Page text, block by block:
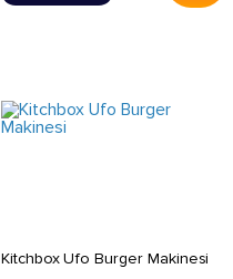
Kitchbox Ufo Burger Makinesi